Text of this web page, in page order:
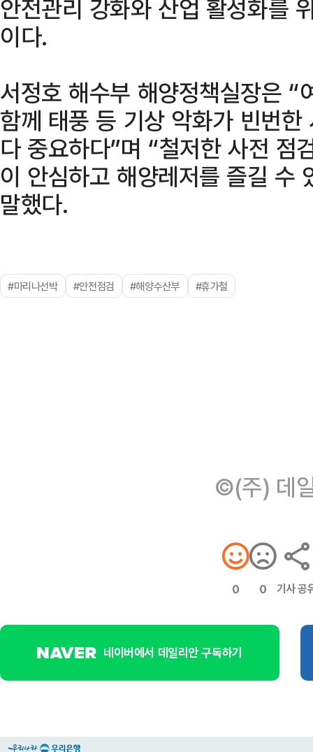
안전관리 강화와 산업 활성화를
이다.
서정호 해수부 해양정책실장은 “
함께 태풍 등 기상 악화가 빈번
다 중요하다”며 “철저한 사전 점
이 안심하고 해양레저를 즐길 수
말했다.
#마리나선박 #안전점검 #해양수산부 #휴가철
©(주) 데
0 0 기사 공
네이버에서 데일리안 구독하기